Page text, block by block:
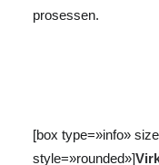
prosessen.
[box type=»info»
style=»rounded»]